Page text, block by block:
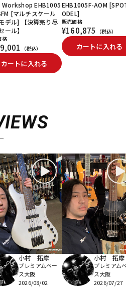
Workshop EHB1005
[マルチスケール
デル] 【決算売り尽
ール】
格
（税込）
カートに入れる
EHB1005F-AOM
ODEL]
販売価格
¥160,875 （税込）
カートに入れる
小村 拓摩
プレミアムベー
ス大阪
2026/08/02
小村 拓摩
プレミアム
ス大阪
2026/07/27